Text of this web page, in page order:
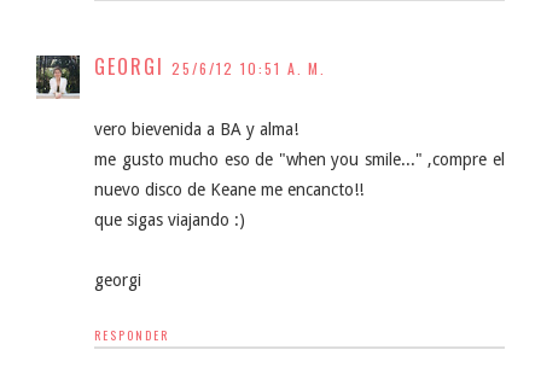
GEORGI 25/6/12 10:51 A. M.
vero bievenida a BA y alma!
me gusto mucho eso de "when you smile..." ,compre el
nuevo disco de Keane me encancto!!
que sigas viajando :)
georgi
RESPONDER